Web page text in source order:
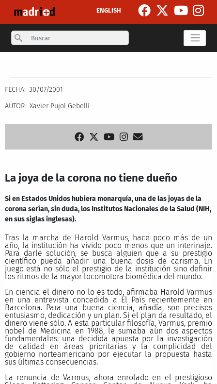
ENGLISH
Search
FECHA
30/07/2001
AUTOR
Xavier Pujol Gebellí
La joya de la corona no tiene dueño
Si en Estados Unidos hubiera monarquía, una de las joyas de la
corona serían, sin duda, los Institutos Nacionales de la Salud (NIH,
en sus siglas inglesas).
Tras la marcha de Harold Varmus, hace poco más de un
año, la institución ha vivido poco menos que un interinaje.
Para darle solución, se busca alguien que a su prestigio
científico pueda añadir una buena dosis de carisma. En
juego está no sólo el prestigio de la institución sino definir
los ritmos de la mayor locomotora biomédica del mundo.
En ciencia el dinero no lo es todo, afirmaba Harold Varmus
en una entrevista concedida a El País recientemente en
Barcelona. Para una buena ciencia, añadía, son precisos
entusiasmo, dedicación y un plan. Si el plan da resultado, el
dinero viene sólo. A esta particular filosofía, Varmus, premio
nobel de Medicina en 1988, le sumaba aún dos aspectos
fundamentales: una decidida apuesta por la investigación
de calidad en áreas prioritarias y la complicidad del
gobierno norteamericano por ejecutar la propuesta hasta
sus últimas consecuencias.
La renuncia de Varmus, ahora enrolado en el prestigioso